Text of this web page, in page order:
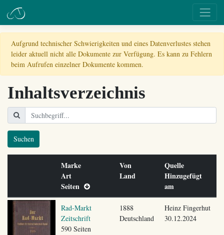
Aufgrund technischer Schwierigkeiten und eines Datenverlustes stehen
leider aktuell nicht alle Dokumente zur Verfügung. Es kann zu Fehlern
beim Aufrufen einzelner Dokumente kommen.
Inhaltsverzeichnis
Suchen
Marke
Art
Seiten
Von
Land
Quelle
Hinzugefügt
am
Rad-Markt
Zeitschrift
590 Seiten
1888
Deutschland
Heinz Fingerhut
30.12.2024